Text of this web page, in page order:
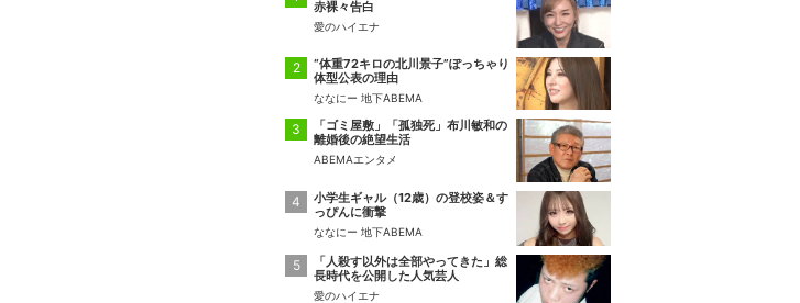
赤裸々告白
愛のハイエナ
“体重72キロの北川景子”ぽっちゃり
体型公表の理由
ななにー 地下ABEMA
「ゴミ屋敷」「孤独死」布川敏和の
離婚後の絶望生活
ABEMAエンタメ
小学生ギャル（12歳）の登校姿＆す
っぴんに衝撃
ななにー 地下ABEMA
「人殺す以外は全部やってきた」総
長時代を公開した人気芸人
愛のハイエナ